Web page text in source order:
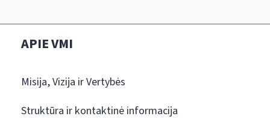
APIE VMI
Misija, Vizija ir Vertybės
Struktūra ir kontaktinė informacija